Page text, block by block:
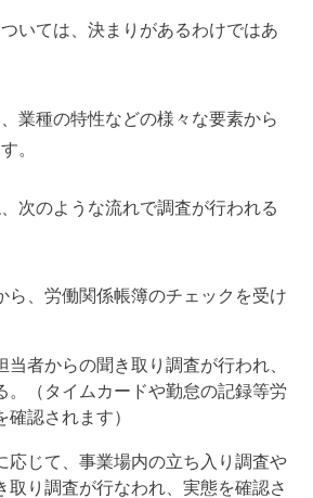
いては、決まりがあるわけではあ
業種の特性などの様々な要素から
。
次のような流れで調査が行われる
ら、労働関係帳簿のチェックを受け
当者からの聞き取り調査が行われ、
。（タイムカードや勤怠の記録等労
認されます）
応じて、事業場内の立ち入り調査や
取り調査が行なわれ、実態を確認さ